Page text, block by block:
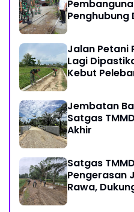
Penghubung
Jalan Petani
Lagi
Kebut
Jembatan
Satgas
Akhir
Satgas
Pengerasan
Rawa,